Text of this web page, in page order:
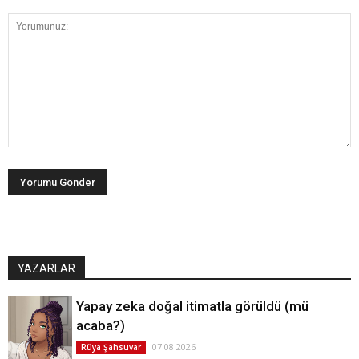
YAZARLAR
Yapay zeka doğal itimatla görüldü (mü
acaba?)
Rüya Şahsuvar 07.08.2026